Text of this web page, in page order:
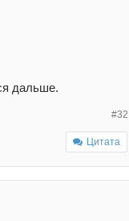
дальше.
#32
Цитата